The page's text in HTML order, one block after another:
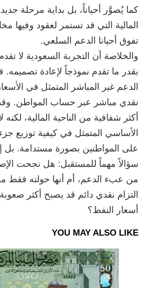
كما يُصوَّر أحياناً، بل بداية مرحلة
المالية التي قد تستمر لعقود وفيها
تفوق أحيانا الدعم السلعي.
والخلاصة أن التجربة السعودية لا
بقدر ما تقدم نموذجاً لإعادة
الدعم غير المباشر المتمثل في
نقدي مباشر عبر حساب المواطن.
أكثر شفافية من الناحية المالية، لكنه
الأساسي المتمثل في كيفية توزيع
على المواطنين بصورة مستدامة. بل
سؤالاً مهماً للمستقبل: هل نجحت
من عبء الدعم، أم أنها حولته فقط
التزام نقدي دائم قد يصبح أكثر
أسعار النفط؟
YOU MAY ALSO LIKE